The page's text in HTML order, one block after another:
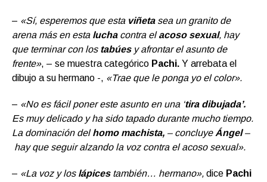
– «Sí, esperemos que esta viñetasea un granito de
arena más en esta luchacontra elacoso sexual, hay
que terminar con los tabúesy afrontar el asunto de
frente», – se muestra categórico Pachi. Y arrebata el
dibujo a su hermano -, «Trae que le ponga yo el color».
– «No es fácil poner este asunto en una ‘tira dibujada’.
Es muy delicado y ha sido tapado durante mucho tiempo.
La dominación delhomo machista, – concluyeÁngel–
hay que seguir alzando la voz contra el acoso sexual».
– «La voz y los lápicestambién… hermano», dice Pachi